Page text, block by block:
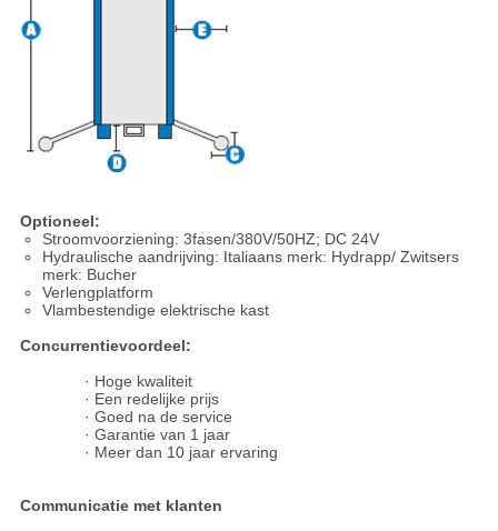
Optioneel:
Stroomvoorziening: 3fasen/380V/50HZ; DC 24V
Hydraulische aandrijving: Italiaans merk: Hydrapp/ Zwitsers
merk: Bucher
Verlengplatform
Vlambestendige elektrische kast
Concurrentievoordeel:
· Hoge kwaliteit
· Een redelijke prijs
· Goed na de service
· Garantie van 1 jaar
· Meer dan 10 jaar ervaring
Communicatie met klanten